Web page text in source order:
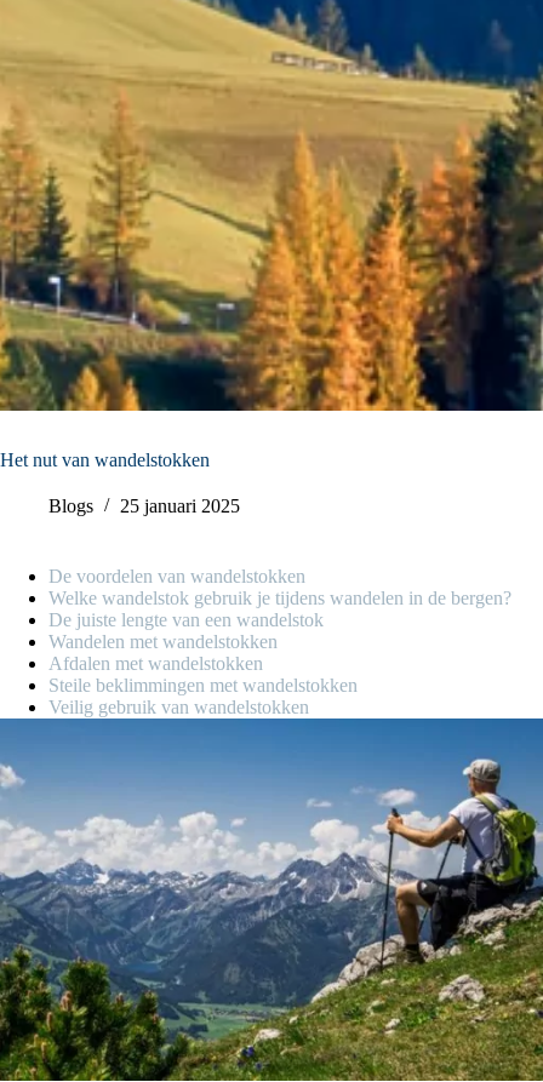
Het nut van wandelstokken
Blogs 25 januari 2025
De voordelen van wandelstokken
Welke wandelstok gebruik je tijdens wandelen in de bergen?
De juiste lengte van een wandelstok
Wandelen met wandelstokken
Afdalen met wandelstokken
Steile beklimmingen met wandelstokken
Veilig gebruik van wandelstokken